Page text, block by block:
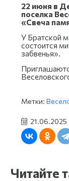
22 июня в
поселка
«Свеча
У Братской
состоится
забвенья».
Метки:
21.06.2025
Читайте